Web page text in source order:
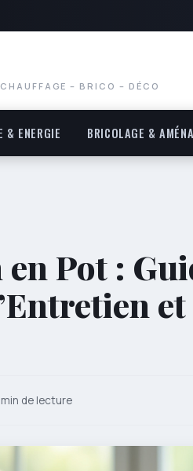
– BRICO – DÉCO
& ENERGIE BRICOLAGE &
en Pot :
et
min de lecture